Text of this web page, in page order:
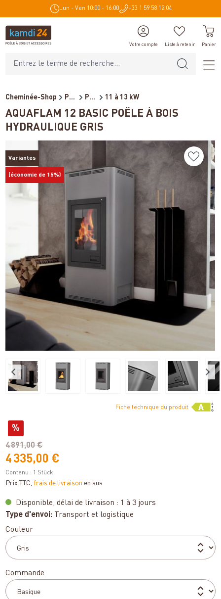
principal Lun - Ven 10:00 - 16:00 +33 1 59 58 12 04
Votre compte Liste à retenir Panier
Cheminée-Shop Poêles et cheminées Poêles à bois bouilleur 11 à 13 kW
AQUAFLAM 12 BASIC POÊLE À BOIS
HYDRAULIQUE GRIS
Variantes
(économie de 15%)
Fiche technique du produit
%
4 891,00 €
4 335,00 €
Contenu : 1 Stück
Prix TTC, frais de livraison en sus
Disponible, délai de livraison : 1 à 3 jours
Type d'envoi: Transport et logistique
Sélectionnez
Couleur
Sélectionnez
Commande